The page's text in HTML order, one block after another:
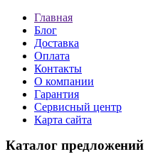
Главная
Блог
Доставка
Оплата
Контакты
О компании
Гарантия
Сервисный центр
Карта сайта
Каталог предложений